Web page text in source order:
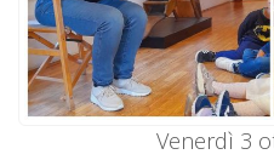
Venerdì 3